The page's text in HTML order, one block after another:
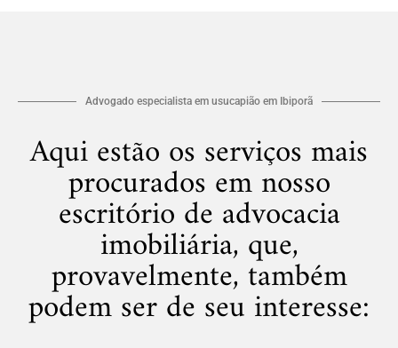
Advogado especialista em usucapião em Ibiporã
Aqui estão os serviços mais
procurados em nosso
escritório de advocacia
imobiliária, que,
provavelmente, também
podem ser de seu interesse: